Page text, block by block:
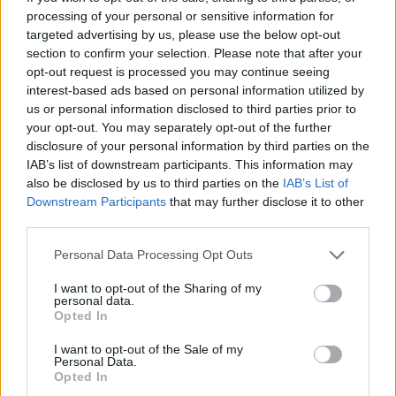
processing of your personal or sensitive information for
targeted advertising by us, please use the below opt-out
section to confirm your selection. Please note that after your
opt-out request is processed you may continue seeing
interest-based ads based on personal information utilized by
us or personal information disclosed to third parties prior to
your opt-out. You may separately opt-out of the further
disclosure of your personal information by third parties on the
IAB’s list of downstream participants. This information may
also be disclosed by us to third parties on the IAB’s List of
Downstream Participants that may further disclose it to other
Personal Data Processing Opt Outs
I want to opt-out of the Sharing of my
personal data.
Opted In
I want to opt-out of the Sale of my
Personal Data.
Opted In
I commenti
Andrea Scrosati, Group COO e Continental Europe
CEO diFremantle, ha commentato: “Sono davvero
felice di continuare a collaborare con Lorenzo e Mario
in questa nuova formula, che garantisce la
prosecuzione assieme di progetti che sono nati in The
Apartment e Wildside sotto la loro guida e la loro
visione. Dopo aver realizzato insieme, negli anni,
decine di progetti straordinari, questo accordo è la base
con Fremantle negli ultimi quattordici anni è stata
e grandiosa. Questa nuova avventura imprenditoriale
soddisfa il nostro desiderio di nuove sfide e obiettivi, e
che ci consentirà di continuare a produrre con
Fremantle film e serie straordinarie come quelle fatte